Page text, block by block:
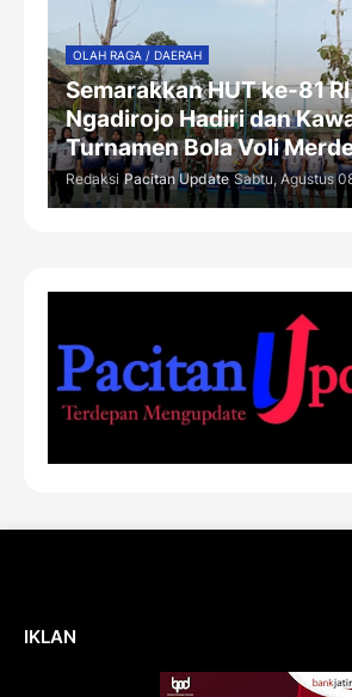
OLAH RAGA / DAERAH
Semarakkan HUT ke-81
Ngadirojo Hadiri dan
Turnamen Bola Voli
Redaksi Pacitan Update Sabtu, Agustus
IKLAN